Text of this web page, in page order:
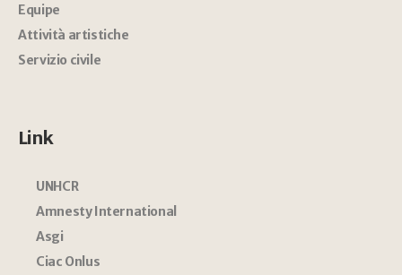
Equipe
Attività artistiche
Servizio civile
Link
UNHCR
Amnesty International
Asgi
Ciac Onlus